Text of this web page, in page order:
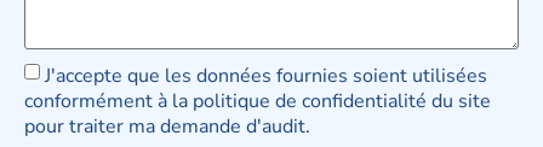
J'accepte que les données fournies soient utilisées
conformément à la politique de confidentialité du site
pour traiter ma demande d'audit.